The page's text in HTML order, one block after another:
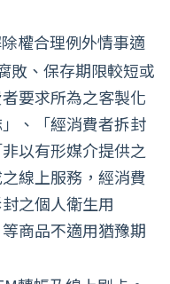
權合理例外情事適
敗、保存期限較短或
要求所為之客製化
、「經消費者拆封
以有形媒介提供之
線上服務，經消費
之個人衛生用
商品不適用猶豫期